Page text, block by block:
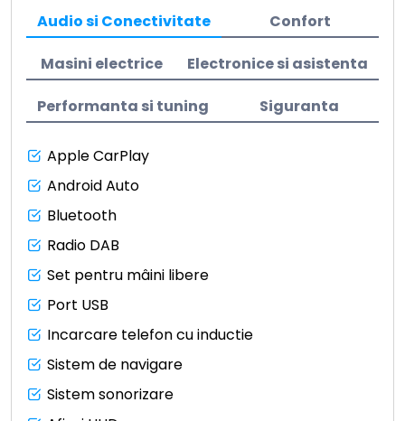
Audio si Conectivitate Confort
Masini electrice Electronice si asistenta
Performanta si tuning Siguranta
Apple CarPlay
Android Auto
Bluetooth
Radio DAB
Set pentru mâini libere
Port USB
Incarcare telefon cu inductie
Sistem de navigare
Sistem sonorizare